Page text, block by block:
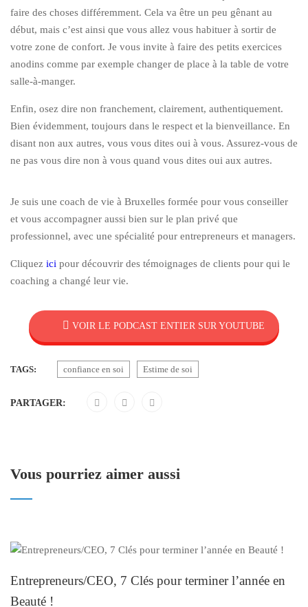
faire des choses différemment. Cela va être un peu gênant au
début, mais c’est ainsi que vous allez vous habituer à sortir de
votre zone de confort. Je vous invite à faire des petits exercices
anodins comme par exemple changer de place à la table de votre
salle-à-manger.
Enfin, osez dire non franchement, clairement, authentiquement.
Bien évidemment, toujours dans le respect et la bienveillance. En
disant non aux autres, vous vous dites oui à vous. Assurez-vous de
ne pas vous dire non à vous quand vous dites oui aux autres.
Je suis une coach de vie à Bruxelles formée pour vous conseiller
et vous accompagner aussi bien sur le plan privé que
professionnel, avec une spécialité pour entrepreneurs et managers.
Cliquez ici pour découvrir des témoignages de clients pour qui le
coaching a changé leur vie.
VOIR LE PODCAST ENTIER SUR YOUTUBE
TAGS: confiance en soi Estime de soi
PARTAGER:
Vous pourriez aimer aussi
Entrepreneurs/CEO, 7 Clés pour terminer l’année en
Beauté !